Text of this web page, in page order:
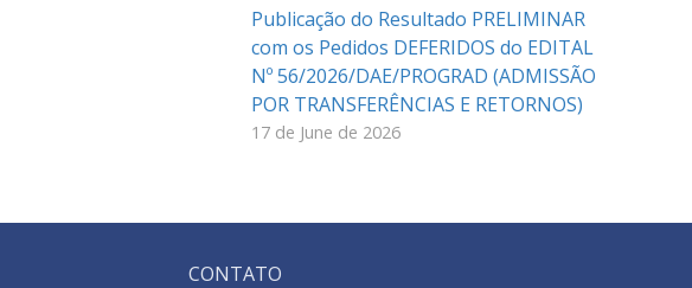
Publicação do Resultado PRELIMINAR
com os Pedidos DEFERIDOS do EDITAL
Nº 56/2026/DAE/PROGRAD (ADMISSÃO
POR TRANSFERÊNCIAS E RETORNOS)
17 de June de 2026
CONTATO